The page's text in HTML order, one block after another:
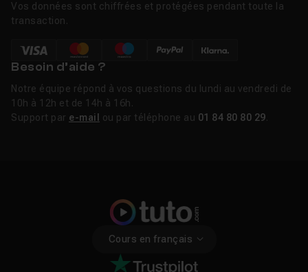
Vos données sont chiffrées et protégées pendant toute la
transaction.
Besoin d’aide ?
Notre équipe répond à vos questions du lundi au vendredi de
10h à 12h et de 14h à 16h.
Support par e-mail ou par téléphone au 01 84 80 80 29
Cours en français